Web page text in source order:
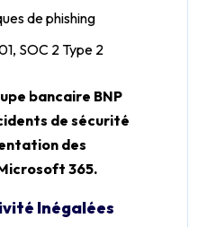
de phishing
SOC 2 Type 2
bancaire BNP
de sécurité
des
365.
Inégalées